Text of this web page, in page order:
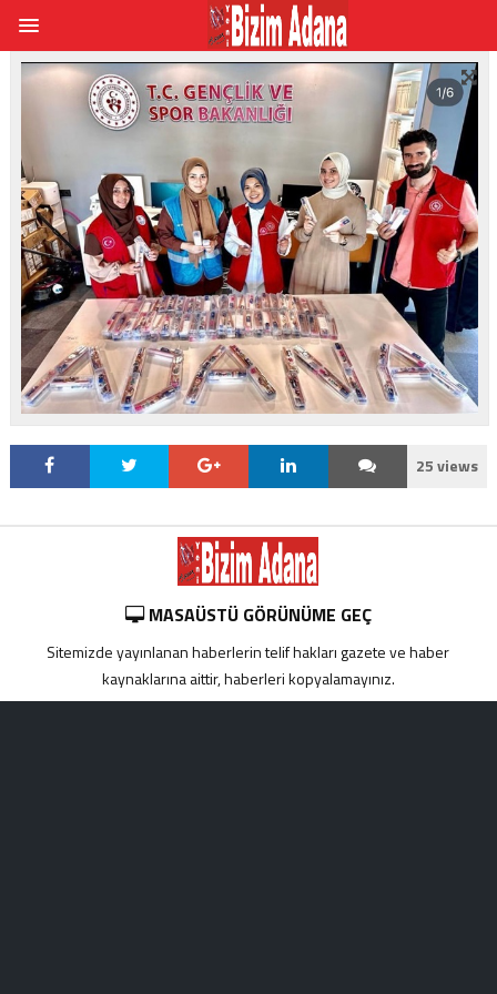
25 views
MASAÜSTÜ GÖRÜNÜME GEÇ
Sitemizde yayınlanan haberlerin telif hakları gazete ve haber
kaynaklarına aittir, haberleri kopyalamayınız.